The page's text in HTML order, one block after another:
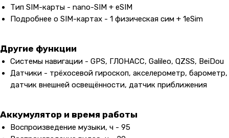
Тип SIM-карты - nano-SIM + eSIM
Подробнее о SIM-картах - 1 физическая сим + 1eSim
Другие функции
Системы навигации - GPS, ГЛОНАСС, Galileo, QZSS, BeiDou
Датчики - трёхосевой гироскоп, акселерометр, барометр,
датчик внешней освещённости, датчик приближения
Аккумулятор и время работы
Воспроизведение музыки, ч - 95